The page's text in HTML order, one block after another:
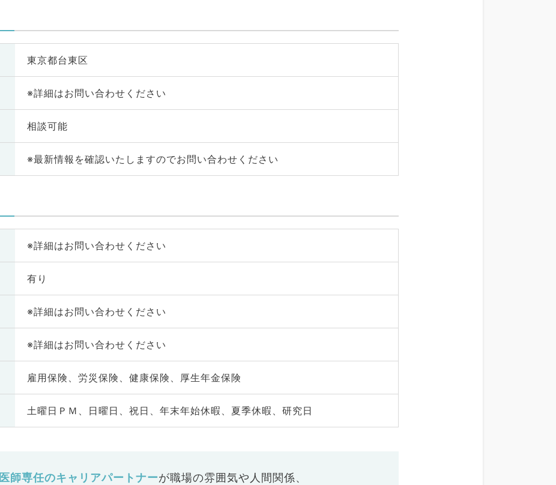
東京都台東区
※詳細はお問い合わせください
相談可能
※最新情報を確認いたしますのでお問い合わせください
※詳細はお問い合わせください
有り
※詳細はお問い合わせください
※詳細はお問い合わせください
雇用保険、労災保険、健康保険、厚生年金保険
土曜日ＰＭ、日曜日、祝日、年末年始休暇、夏季休暇、研究日
医師専任のキャリアパートナーが職場の雰囲気や人間関係、